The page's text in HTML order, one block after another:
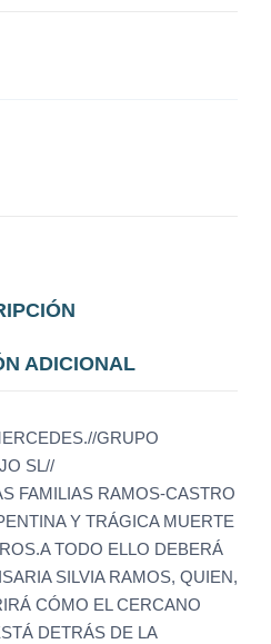
ADICIONAL
GRUPO
SL//
FAMILIAS RAMOS-CASTRO
Y TRÁGICA MUERTE
TODO ELLO DEBERÁ
SILVIA RAMOS, QUIEN,
CÓMO EL CERCANO
DETRÁS DE LA